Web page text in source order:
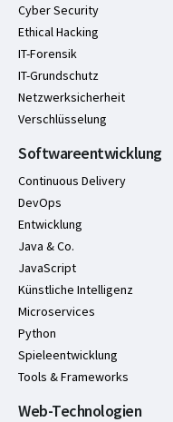
Cyber Security
Ethical Hacking
IT-Forensik
IT-Grundschutz
Netzwerksicherheit
Verschlüsselung
Softwareentwicklung
Continuous Delivery
DevOps
Entwicklung
Java & Co.
JavaScript
Künstliche Intelligenz
Microservices
Python
Spieleentwicklung
Tools & Frameworks
Web-Technologien